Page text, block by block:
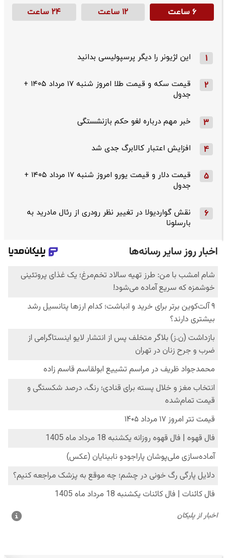
۶ ساعت ۱۲ ساعت ۲۴ ساعت
1 این لژیونر را دیگر پرسپولیسی بدانید
2
قیمت سکه و قیمت طلا امروز شنبه ۱۷ مرداد ۱۴۰۵ +
جدول
3 خبر مهم درباره لغو حکم بازنشستگی
4 افزایش اعتبار کالابرگ جدی شد
5
قیمت دلار و قیمت یورو امروز شنبه ۱۷ مرداد ۱۴۰۵ +
جدول
6
نقش گواردیولا در تغییر نظر رودری از رئال مادرید به
بارسلونا